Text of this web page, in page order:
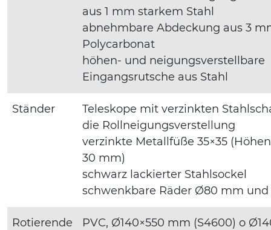
aus 1 mm starkem Stahl
abnehmbare Abdeckung aus 3
Polycarbonat
höhen- und neigungsverstellbare
Eingangsrutsche aus Stahl
Ständer
Teleskope mit verzinkten
die Rollneigungsverstellung
verzinkte Metallfüße 35×35
30 mm)
schwarz lackierter Stahlsockel
schwenkbare Räder Ø80 mm und
Rotierende
PVC, Ø140×550 mm (S4600) o